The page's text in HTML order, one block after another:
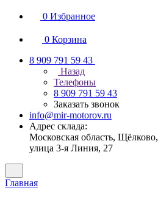
0 Избранное
0 Корзина
8 909 791 59 43
Назад
Телефоны
8 909 791 59 43
Заказать звонок
info@mir-motorov.ru
Адрес склада:
Московская область, Щёлково,
улица 3-я Линия, 27
Главная